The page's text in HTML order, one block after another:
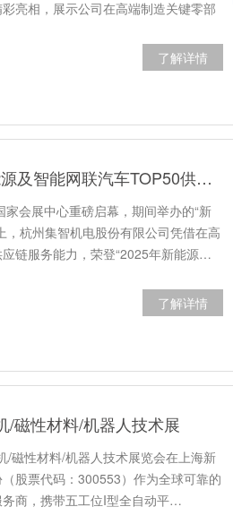
亮相，展示公司在高端制造关键零部
了解详情
集智股份荣登“2025年新能源及智能网联汽车TOP50供应链”榜单
会展中心重磅启幕，期间举办的“新
，杭州集智机电股份有限公司凭借在高
链服务能力，荣登“2025年新能源…
了解详情
/磁性材料/机器人技术展
/磁性材料/机器人技术展览会在上海新
股票代码：300553）作为全球可靠的
商，携带五工位I型全自动平…